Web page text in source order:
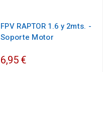
FPV RAPTOR 1.6 y 2mts. -
Soporte Motor
6,95 €